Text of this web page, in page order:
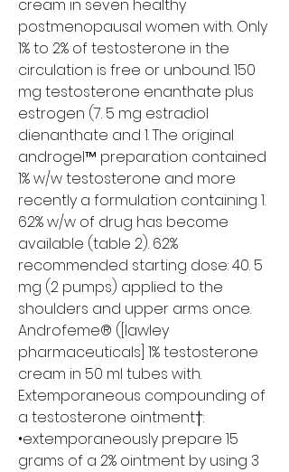
cream in seven healthy
postmenopausal women with. Only
1% to 2% of testosterone in the
circulation is free or unbound. 150
mg testosterone enanthate plus
estrogen (7. 5 mg estradiol
dienanthate and 1. The original
androgel™ preparation contained
1% w/w testosterone and more
recently a formulation containing 1.
62% w/w of drug has become
available (table 2). 62%
recommended starting dose: 40. 5
mg (2 pumps) applied to the
shoulders and upper arms once.
Androfeme® ([lawley
pharmaceuticals] 1% testosterone
cream in 50 ml tubes with.
Extemporaneous compounding of
a testosterone ointment†:
•extemporaneously prepare 15
grams of a 2% ointment by using 3